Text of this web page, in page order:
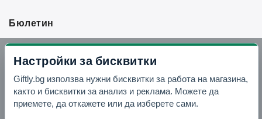
Бюлетин
Вземи -10% отстъпка в Telegram
Отвори Telegram
Настройки за бисквитки
Giftly.bg използва нужни бисквитки за работа на магазина,
както и бисквитки за анализ и реклама. Можете да
приемете, да откажете или да изберете сами.